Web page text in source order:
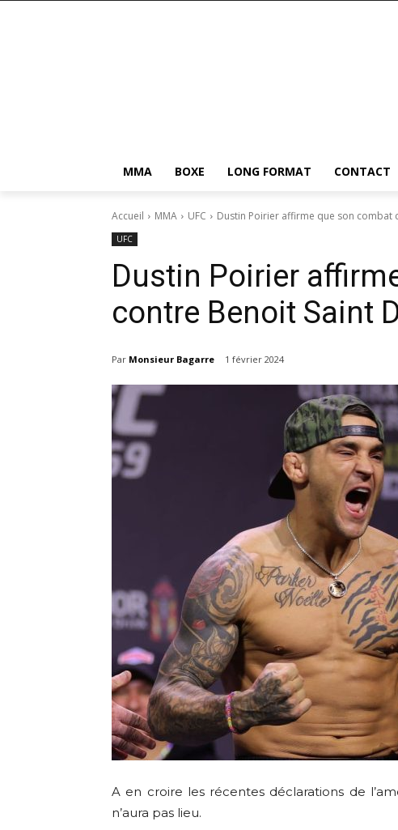
MMA BOXE LONG FORMAT CONTACT
Accueil MMA UFC Dustin Poirier affirme que son combat
UFC
Dustin Poirier
contre Benoit Saint
Par Monsieur Bagarre 1 février 2024
A en croire les récentes déclarations de
n’aura pas lieu.